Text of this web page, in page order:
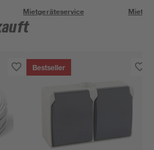
Mietgeräteservice
Bestseller